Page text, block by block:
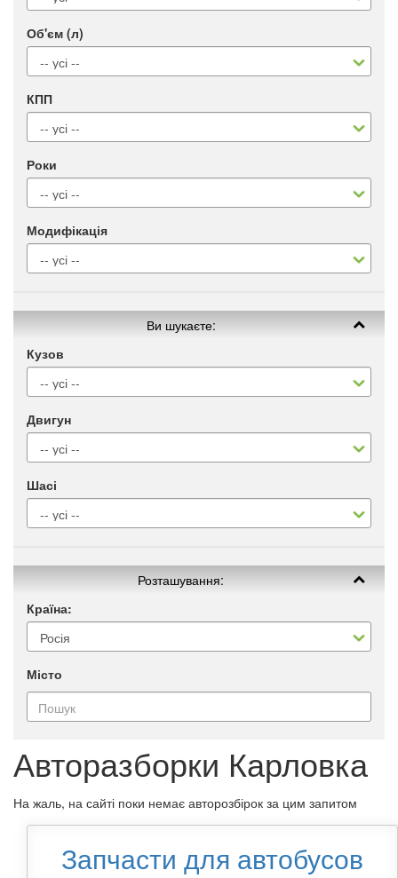
Об'єм (л)
КПП
Роки
Модифікація
Ви шукаєте:
Кузов
Двигун
Шасі
Розташування:
Країна:
Місто
Авторазборки Карловка
На жаль, на сайті поки немає авторозбірок за цим запитом
Запчасти для автобусов